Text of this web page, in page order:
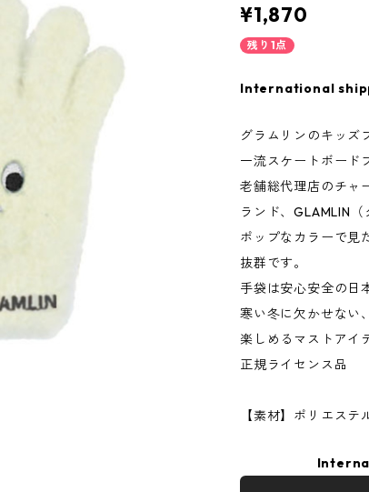
¥1,870
残り1点
International
グラムリンのキッズ
一流スケートボード
老舗総代理店のチャ
ランド、GLAMLIN（
ポップなカラーで見
抜群です。
手袋は安心安全の日
寒い冬に欠かせない
楽しめるマストアイ
正規ライセンス品
【素材】ポリエステ